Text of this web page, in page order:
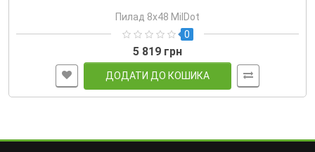
Пилад 8х48 MilDot
0
5 819 грн
ДОДАТИ ДО КОШИКА